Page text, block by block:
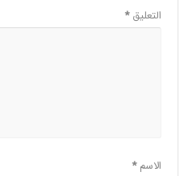
التعليق*
الاسم*